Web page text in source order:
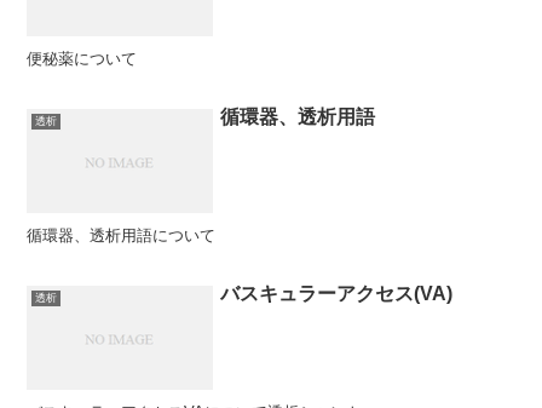
便秘薬について
透析 循環器、透析用語
循環器、透析用語について
透析 バスキュラーアクセス(VA)